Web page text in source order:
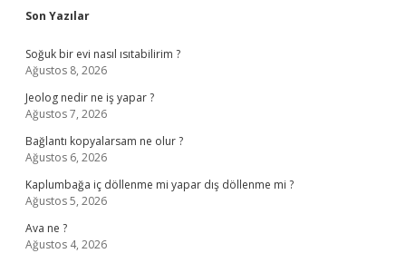
Sidebar
Son Yazılar
Soğuk bir evi nasıl ısıtabilirim ?
Ağustos 8, 2026
Jeolog nedir ne iş yapar ?
Ağustos 7, 2026
Bağlantı kopyalarsam ne olur ?
Ağustos 6, 2026
Kaplumbağa iç döllenme mi yapar dış döllenme mi ?
Ağustos 5, 2026
Ava ne ?
Ağustos 4, 2026